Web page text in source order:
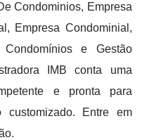
Condominios, Empresa
Empresa Condominial,
e Gestão
IMB conta uma
e pronta para
customizado. Entre em